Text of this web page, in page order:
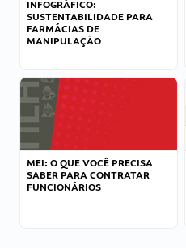
INFOGRÁFICO:
SUSTENTABILIDADE PARA
FARMÁCIAS DE
MANIPULAÇÃO
MEI: O QUE VOCÊ PRECISA
SABER PARA CONTRATAR
FUNCIONÁRIOS